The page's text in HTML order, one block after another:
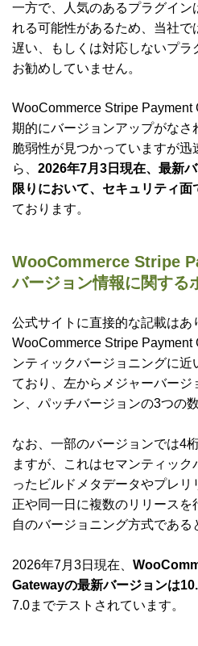
一方で、人気のあるプラグイン
れる可能性があるため、当社
遅い、もしくは対応しないプラ
お勧めしていません。
WooCommerce Stripe Payment
期的にバージョンアップがな
脆弱性が見つかっていますが
ら、 2026年7月3日現在、最新
限りにおいて、セキュリティ面
ております。
WooCommerce Stripe
バージョン情報に関する
公式サイトに直接的な記載はあ
WooCommerce Stripe Payment
ンティックバージョニングに近
ており、左からメジャーバージ
ン、パッチバージョンの3つの
なお、一部のバージョンでは4
ますが、これはセマンティッ
ったビルドメタデータやプレ
正や同一日に複数のリリース
自のバージョニング方式である
2026年7月3日現在、
Gatewayの最新バージョンは
7.0までテストされています。